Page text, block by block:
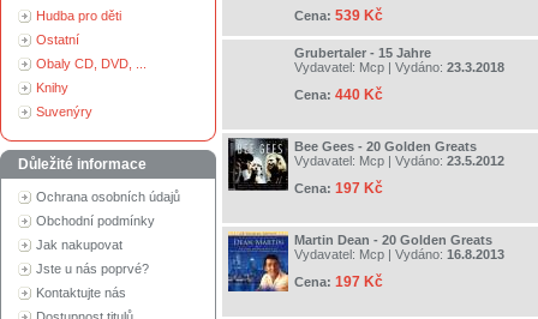
Hudba pro děti
Ostatní
Obaly CD, DVD, ...
Knihy
Suvenýry
Důležité informace
Ochrana osobních údajů
Obchodní podmínky
Jak nakupovat
Jste u nás poprvé?
Kontaktujte nás
Cena: 539 Kč
Grubertaler - 15 Jahre
Vydavatel: Mcp | Vydáno: 23.3.2018
Cena: 440 Kč
Bee Gees - 20 Golden Greats
Vydavatel: Mcp | Vydáno: 23.5.2012
Cena: 197 Kč
Martin Dean - 20 Golden Greats
Vydavatel: Mcp | Vydáno: 16.8.2013
Cena: 197 Kč